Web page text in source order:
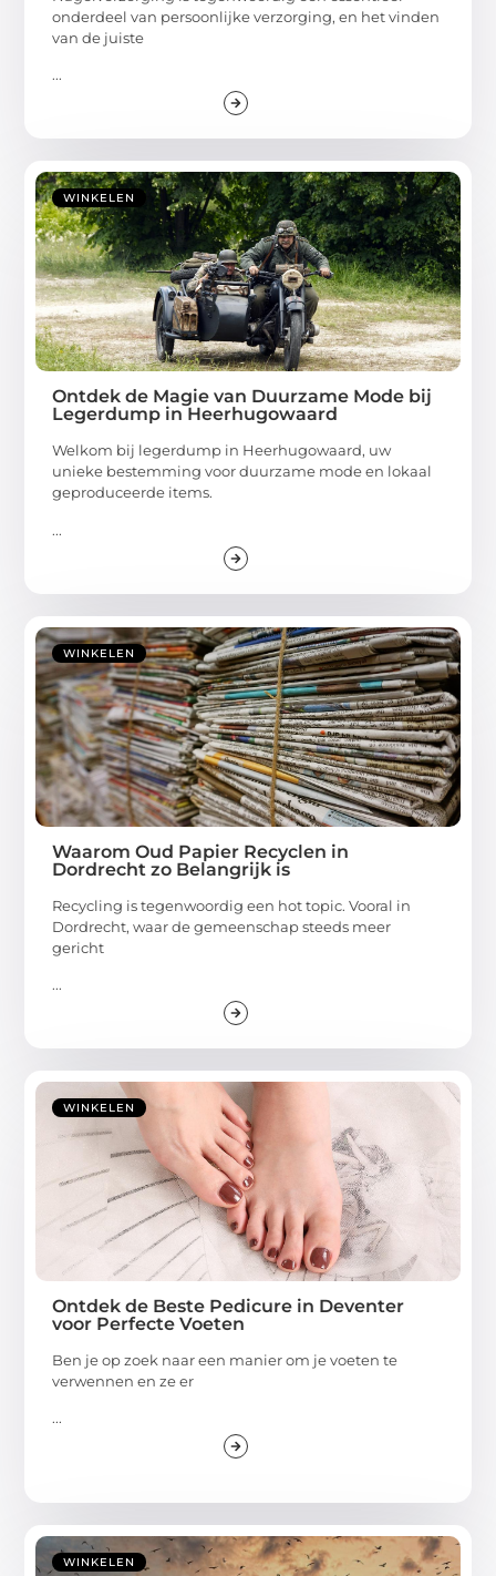
onderdeel van persoonlijke verzorging, en het vinden
van de juiste
...
WINKELEN
Ontdek de Magie van Duurzame Mode bij
Legerdump in Heerhugowaard
Welkom bij legerdump in Heerhugowaard, uw
unieke bestemming voor duurzame mode en lokaal
geproduceerde items.
...
WINKELEN
Waarom Oud Papier Recyclen in
Dordrecht zo Belangrijk is
Recycling is tegenwoordig een hot topic. Vooral in
Dordrecht, waar de gemeenschap steeds meer
gericht
...
WINKELEN
Ontdek de Beste Pedicure in Deventer
voor Perfecte Voeten
Ben je op zoek naar een manier om je voeten te
verwennen en ze er
...
WINKELEN